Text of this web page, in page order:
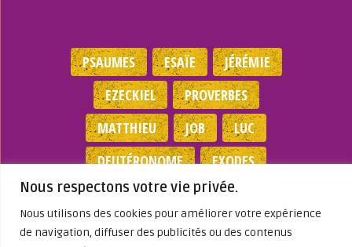
Nous respectons votre vie privée.
Nous utilisons des cookies pour améliorer votre expérience
de navigation, diffuser des publicités ou des contenus
PSAUMES ESAÏE
JÉRÉMIE
EZECKIEL
PROVERBES
MATTHIEU
JOB
LUC
DEUTÉRONOME
EXODES
NOMBRES
JEAN 1 SAMUEL
Mentions légales|Politique de